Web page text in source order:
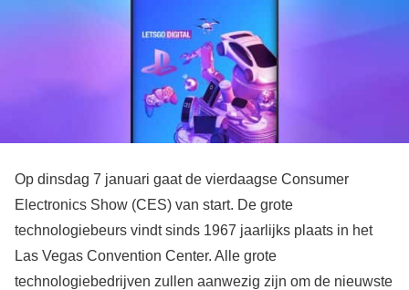
Op dinsdag 7 januari gaat de vierdaagse Consumer
Electronics Show (CES) van start. De grote
technologiebeurs vindt sinds 1967 jaarlijks plaats in het
Las Vegas Convention Center. Alle grote
technologiebedrijven zullen aanwezig zijn om de nieuwste